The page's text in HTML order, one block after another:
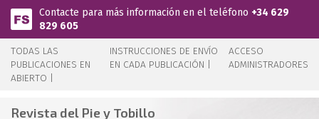
Pasar al contenido principal
Contacte para más información en el teléfono +34 629
829 605
TODAS LAS
PUBLICACIONES EN
ABIERTO |
INSTRUCCIONES DE ENVÍO
EN CADA PUBLICACIÓN |
ACCESO
ADMINISTRADORES
Revista del Pie y Tobillo